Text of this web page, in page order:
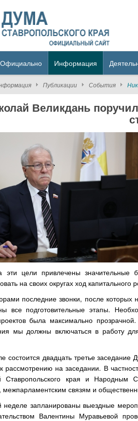
Официально Информация
Публикации События
Великдань
цели привлечены значительные
на своих округах ход
последние звонки, после
все подготовительные этапы.
была максимально
мы должны включаться в работу
состоится двадцать третье
рассмотрению на заседании. В
края и Народным
межпарламентским связям и
неделе запланированы выездные
Валентины Муравьевой